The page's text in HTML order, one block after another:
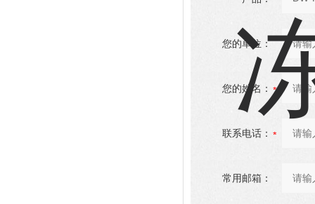
您的单位：
您的姓名：
联系电话：
常用邮箱：